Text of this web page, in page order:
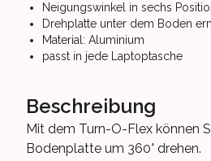
Neigungswinkel in sechs
Drehplatte unter dem Boden
Material: Aluminium
passt in jede Laptoptasche
Beschreibung
Mit dem Turn-O-Flex können
Bodenplatte um 360° drehen.